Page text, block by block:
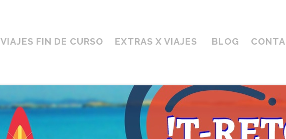
VIAJES FIN DE CURSO EXTRAS X VIAJES BLOG